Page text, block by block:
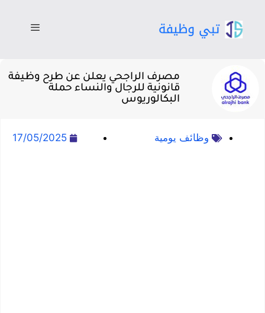
مصرف الراجحي يعلن عن طرح وظيفة
قانونية للرجال والنساء حملة
البكالوريوس
وظائف يومية 17/05/2025